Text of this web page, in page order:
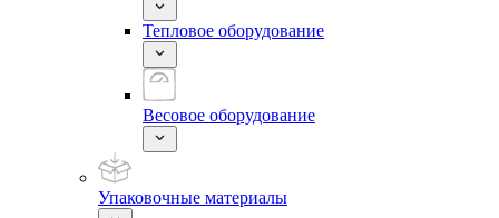
Тепловое оборудование
Весовое оборудование
Упаковочные материалы